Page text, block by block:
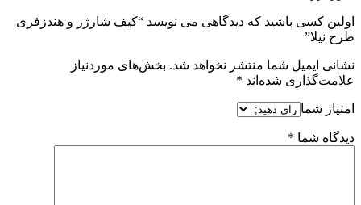
اولین کسی باشید که دیدگاهی می نویسد “کیف شارژر و هندزفری
طرح نیلا”
نشانی ایمیل شما منتشر نخواهد شد. بخش‌های موردنیاز
علامت‌گذاری شده‌اند *
امتیاز شما
دیدگاه شما *